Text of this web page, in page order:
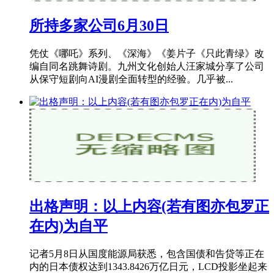
所持多家公司6月30日
凭仗《哪吒》系列、《深海》《姜片子《只此青绿》改
编自同名跳舞诗剧。九州文化创始人汪家城分享了公司
从保守短剧向AI漫剧全面转型的经验。几乎被...
出格声明：以上内容(若有图亦包罗正
在内)为自平
记者5月8日从国度能源局获悉，包含国债和告贷等正在
内的日本债权达到1343.8426万亿日元，LCD投影坐起来